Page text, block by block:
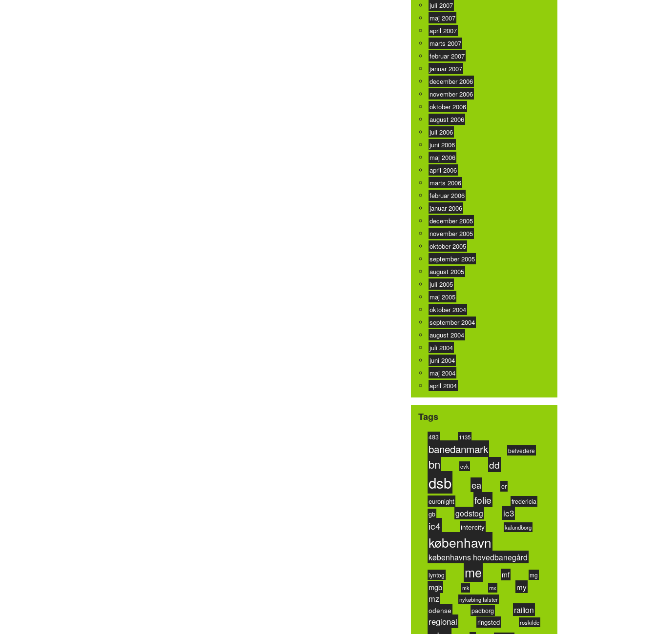
juli 2007
maj 2007
april 2007
marts 2007
februar 2007
januar 2007
december 2006
november 2006
oktober 2006
august 2006
juli 2006
juni 2006
maj 2006
april 2006
marts 2006
februar 2006
januar 2006
december 2005
november 2005
oktober 2005
september 2005
august 2005
juli 2005
maj 2005
oktober 2004
september 2004
august 2004
juli 2004
juni 2004
maj 2004
april 2004
Tags
483 1135
banedanmark belvedere
bn cvk dd
dsb ea er
euronight folie
fredericia
gb
godstog ic3
ic4 intercity kalundborg
københavn
københavns hovedbanegård
lyntog me mf mg
mgb mk mx my
mz nykøbing falster
odense padborg railion
regional ringsted roskilde